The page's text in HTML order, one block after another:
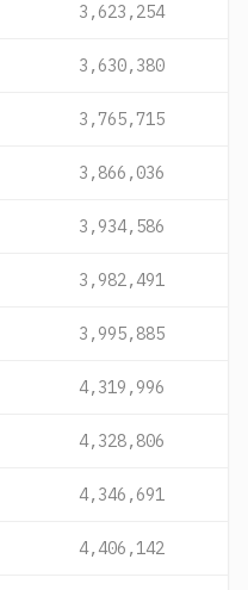
3,623,254
3,630,380
3,765,715
3,866,036
3,934,586
3,982,491
3,995,885
4,319,996
4,328,806
4,346,691
4,406,142